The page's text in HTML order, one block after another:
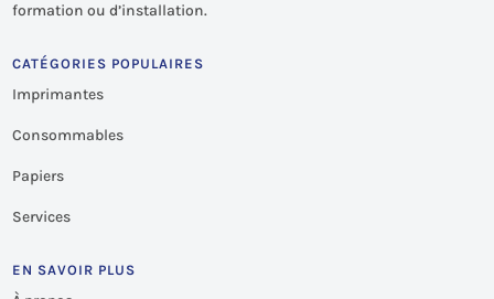
formation ou d’installation.
CATÉGORIES POPULAIRES
Imprimantes
Consommables
Papiers
Services
EN SAVOIR PLUS